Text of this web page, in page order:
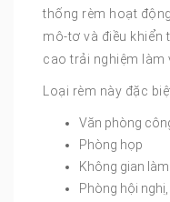
thống rèm hoạt
mô-tơ và điều khiển
cao trải nghiệm làm
Loại rèm này đặc
Văn phòng
Phòng họp
Không gian
Phòng hội